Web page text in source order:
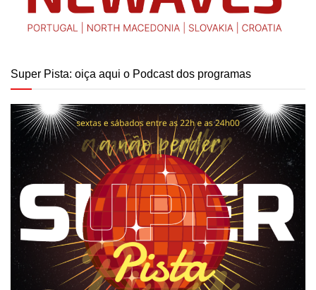
Super Pista: oiça aqui o Podcast dos programas